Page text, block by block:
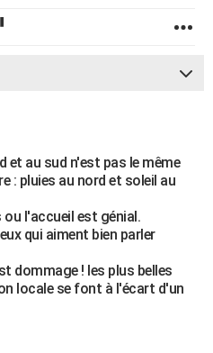
et au sud n'est pas le même
: pluies au nord et soleil au
l'accueil est génial.
qui aiment bien parler
dommage ! les plus belles
locale se font à l'écart d'un